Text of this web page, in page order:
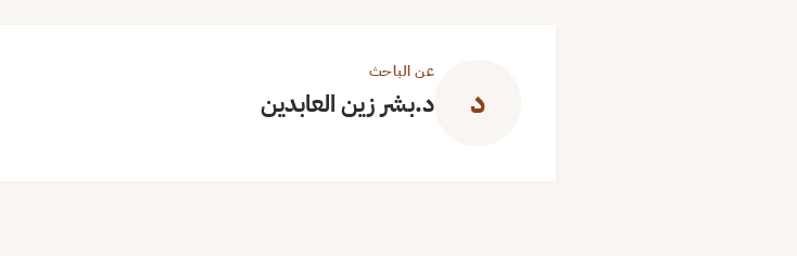
د
عن الباحث
د.بشر زين العابدين